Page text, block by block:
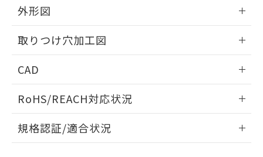
外形図
取りつけ穴加工図
CAD
ドすることができます。
ログイン/会員登録
RoHS/REACH対応状況
EU RoHS 注意事項・凡例
規格認証/適合状況
既に当社にて対応品への在庫切替を完了
り、2022年1月12日より割愛しておりま
す。